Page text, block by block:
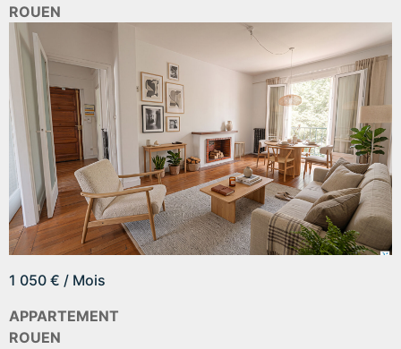
ROUEN
1 050 € / Mois
APPARTEMENT
ROUEN